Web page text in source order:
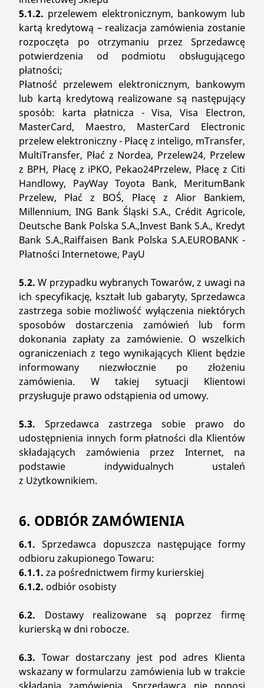
5.1.2. przelewem elektronicznym, bankowym lub
kartą kredytową – realizacja zamówienia zostanie
rozpoczęta po otrzymaniu przez Sprzedawcę
potwierdzenia od podmiotu obsługującego
płatności;
Płatność przelewem elektronicznym, bankowym
lub kartą kredytową realizowane są następujący
sposób: karta płatnicza - Visa, Visa Electron,
MasterCard, Maestro, MasterCard Electronic
przelew elektroniczny - Płacę z inteligo, mTransfer,
MultiTransfer, Płać z Nordea, Przelew24, Przelew
z BPH, Płacę z iPKO, Pekao24Przelew, Płacę z Citi
Handlowy, PayWay Toyota Bank, MeritumBank
Przelew, Płać z BOŚ, Płacę z Alior Bankiem,
Millennium, ING Bank Śląski S.A., Crédit Agricole,
Deutsche Bank Polska S.A.,Invest Bank S.A., Kredyt
Bank S.A.,Raiffaisen Bank Polska S.A.EUROBANK -
Płatności Internetowe, PayU
5.2. W przypadku wybranych Towarów, z uwagi na
ich specyfikację, kształt lub gabaryty, Sprzedawca
zastrzega sobie możliwość wyłączenia niektórych
sposobów dostarczenia zamówień lub form
dokonania zapłaty za zamówienie. O wszelkich
ograniczeniach z tego wynikających Klient będzie
informowany niezwłocznie po złożeniu
zamówienia. W takiej sytuacji Klientowi
przysługuje prawo odstąpienia od umowy.
5.3. Sprzedawca zastrzega sobie prawo do
udostępnienia innych form płatności dla Klientów
składających zamówienia przez Internet, na
podstawie indywidualnych ustaleń
z Użytkownikiem.
6. ODBIÓR ZAMÓWIENIA
6.1. Sprzedawca dopuszcza następujące formy
odbioru zakupionego Towaru:
6.1.1. za pośrednictwem firmy kurierskiej
6.1.2. odbiór osobisty
6.2. Dostawy realizowane są poprzez firmę
kurierską w dni robocze.
6.3. Towar dostarczany jest pod adres Klienta
wskazany w formularzu zamówienia lub w trakcie